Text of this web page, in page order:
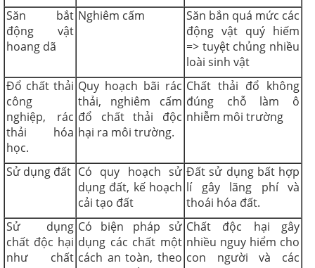
Săn bắt
động vật
hoang dã
Nghiêm cấm
Săn bắn quá mức các
động vật quý hiếm
=> tuyệt chủng nhiều
loài sinh vật
Đổ chất thải
công
nghiệp, rác
thải hóa
học.
Quy hoạch bãi rác
thải, nghiêm cấm
đổ chất thải độc
hại ra môi trường.
Chất thải đổ không
đúng chỗ làm ô
nhiễm môi trường
Sử dụng đất Có quy hoạch sử
dụng đất, kế hoạch
cải tạo đất
Đất sử dụng bất hợp
lí gây lãng phí và
thoái hóa đất.
Sử dụng
chất độc hại
như chất
Có biện pháp sử
dụng các chất một
cách an toàn, theo
Chất độc hại gây
nhiều nguy hiểm cho
con người và các